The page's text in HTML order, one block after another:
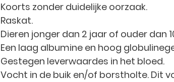
Koorts zonder duidelijke oorzaak.
Raskat.
Dieren jonger dan 2 jaar of ouder dan
Een laag albumine en hoog
Gestegen leverwaardes in het bloed.
Vocht in de buik en/of borstholte. Dit